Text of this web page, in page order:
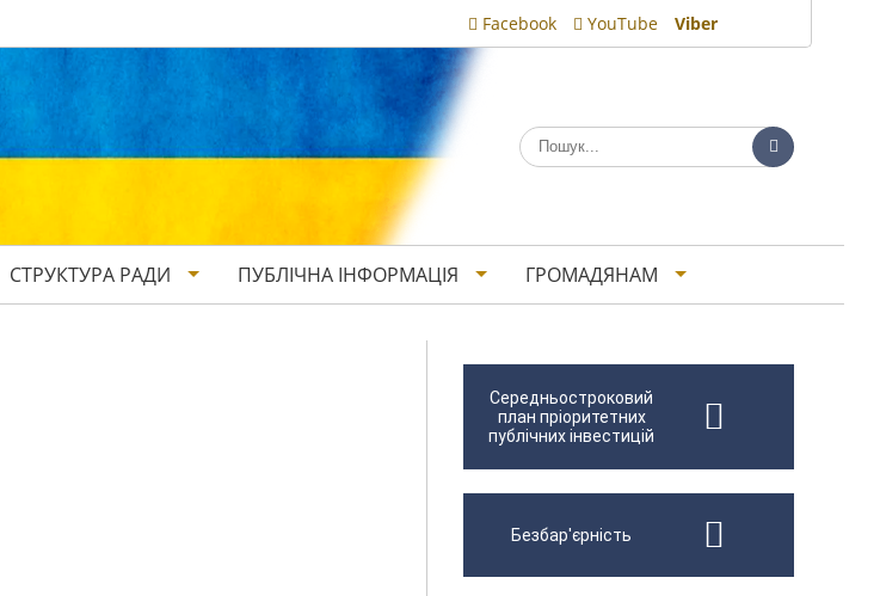
Facebook YouTube Viber
СТРУКТУРА РАДИ ПУБЛІЧНА ІНФОРМАЦІЯ ГРОМАДЯНАМ
Середньостроковий
план пріоритетних
публічних інвестицій
Безбар'єрність